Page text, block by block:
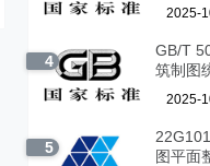
2025-
4
GB/T
筑制图
2025-
5
图平面